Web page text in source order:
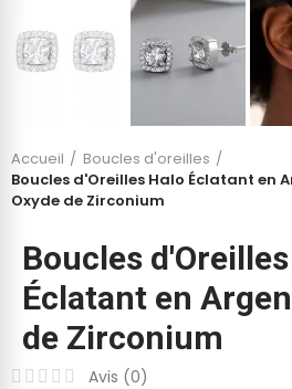
Accueil
Boucles d'oreilles
Boucles d'Oreilles Halo Éclatant en
Oxyde de Zirconium
Boucles
Éclatant en
de Zirconium
Avis (0)